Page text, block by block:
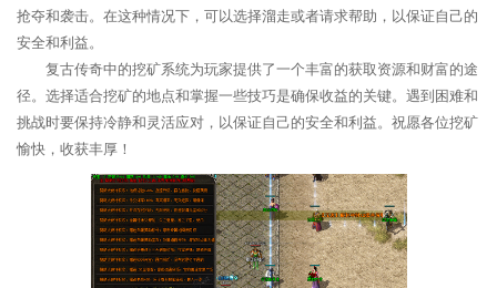
抢夺和袭击。在这种情况下，可以选择溜走或者请求帮助，以保证自己的
安全和利益。
复古传奇中的挖矿系统为玩家提供了一个丰富的获取资源和财富的途
径。选择适合挖矿的地点和掌握一些技巧是确保收益的关键。遇到困难和
挑战时要保持冷静和灵活应对，以保证自己的安全和利益。祝愿各位挖矿
愉快，收获丰厚！